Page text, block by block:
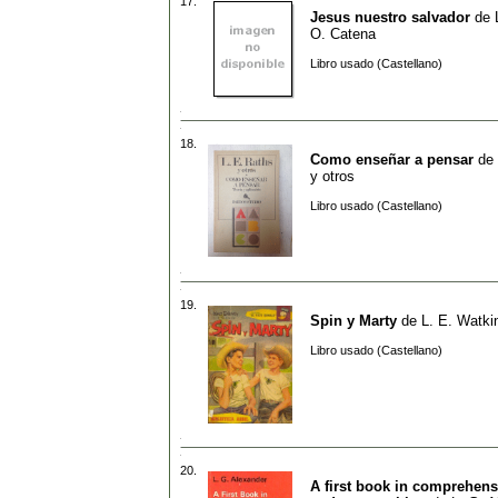
Jesus nuestro salvador de
O. Catena
Libro usado (Castellano)
18.
Como enseñar a pensar de
y otros
Libro usado (Castellano)
19.
Spin y Marty de L. E.
Libro usado (Castellano)
20.
A first book in